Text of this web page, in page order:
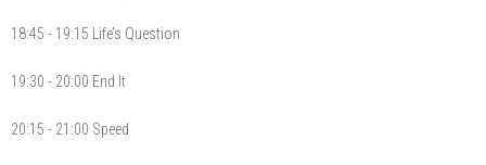
18:45 - 19:15 Life’s Question
19:30 - 20:00 End It
20:15 - 21:00 Speed